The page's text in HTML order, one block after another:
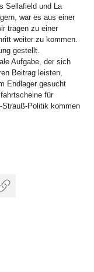
Sellafield und La
war es aus einer
tragen zu einer
weiter zu kommen.
gestellt.
Aufgabe, der sich
Beitrag leisten,
Endlager gesucht
für
Strauß-Politik kommen